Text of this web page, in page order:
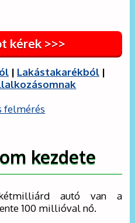
kérek >>>
| Lakástakarékból|
felmérés
kezdete
autó van a
100 millióval nő.